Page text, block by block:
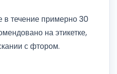
в течение примерно 30
на этикетке,
с фтором.